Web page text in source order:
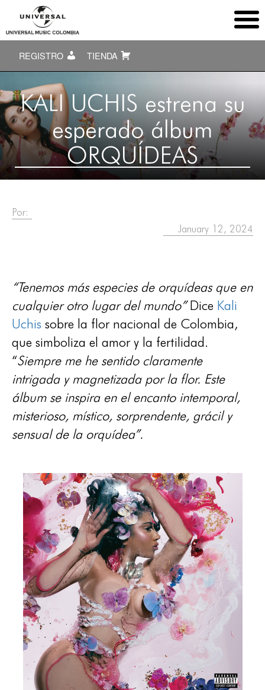
REGISTRO TIENDA
KALI UCHIS estrena su
esperado álbum
ORQUÍDEAS
Por:
January 12, 2024
“Tenemos más especies de orquídeas que en
cualquier otro lugar del mundo”Dice Kali
Uchis sobre la flor nacional de Colombia,
que simboliza el amor y la fertilidad.
“Siempre me he sentido claramente
intrigada y magnetizada por la flor. Este
álbum se inspira en el encanto intemporal,
misterioso, místico, sorprendente, grácil y
sensual de la orquídea”.